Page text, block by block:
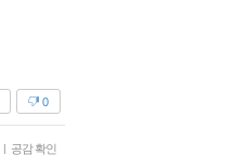
0
| 공감 확인